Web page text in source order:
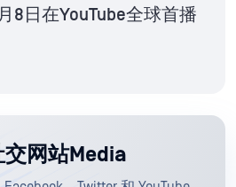
8日在YouTube全球首播
网站Media